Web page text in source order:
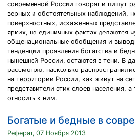
современной России говорят и пишут
верных и обстоятельных наблюдений,
поверхностных, искаженных
ярких, но единичных фактах делаются
общенациональные обобщения и
тенденции проявления богатства и
нынешней России, остаются в тени. В
рассмотрю, насколько
на территории России, как живут на
представители этих слоев населения, а
относить к ним.
Богатые и бедные в
Реферат, 07 Ноября 2013